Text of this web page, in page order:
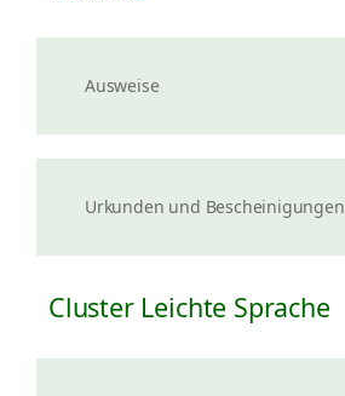
Ausweise
Urkunden und Bescheinigungen
Cluster Leichte Sprache